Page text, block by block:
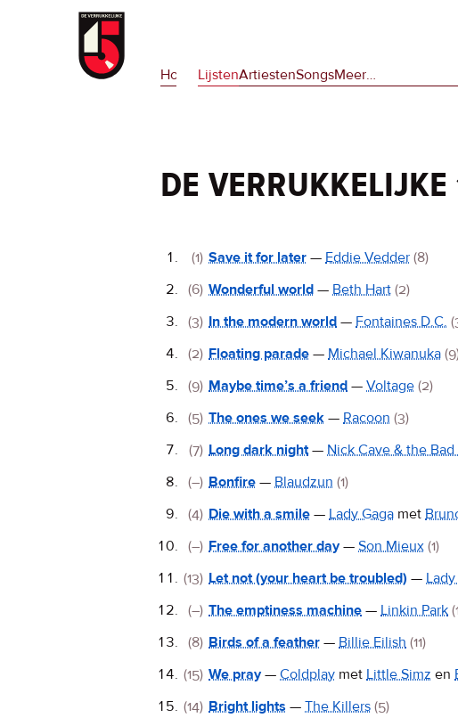
Overslaan
naar
Hoofdnavigatie
Home LijstenArtiestenSongsMeerop
nporadio2.nl
…
de verrukkelijke
De
Verrukkelijke
15
(1) Save it for later — Eddie Vedder (8)
(6) Wonderful world — Beth Hart (2)
(3) In the modern world — Fontaines D.C.
(2) Floating parade — Michael Kiwanuka
(9) Maybe time’s a friend — Voltage (2)
(5) The ones we seek — Racoon (3)
(7) Long dark night— Nick Cave & the Bad
(–) Bonfire — Blaudzun (1)
(4) Die with a smile — Lady Gaga met
(–) Free for another day— Son Mieux (1)
(13) Let not (your heart be troubled) —
(–) The emptiness machine — Linkin Park
(8) Birds of a feather — Billie Eilish (11)
(15) We pray— Coldplay met Little Simz en
(14) Bright lights — The Killers (5)